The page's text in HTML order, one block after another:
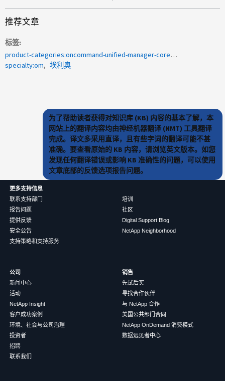
推荐文章
标签
product-categories:oncommand-unified-manager-core-package
specialty:om
埃利奥
为了帮助读者获得对知识库 (KB) 内容的基本了解，本
网站上的翻译内容均由神经机器翻译 (NMT) 工具翻译
完成。译文多采用直译，且有些字词的翻译可能不甚
准确。要查看原始的 KB 内容，请浏览英文版本。如您
发现任何翻译错误或影响 KB 准确性的问题，可以使用
文章底部的反馈选项报告问题。
更多支持信息
联系支持部门
报告问题
提供反馈
安全公告
支持策略和支持服务
培训
社区
Digital Support Blog
NetApp Neighborhood
公司
新闻中心
活动
NetApp Insight
客户成功案例
环境、社会与公司治理
投资者
招聘
联系我们
销售
先试后买
寻找合作伙伴
与 NetApp 合作
美国公共部门合同
NetApp OnDemand 消费模式
数据远见者中心